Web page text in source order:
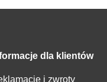
dla klientów
i zwroty